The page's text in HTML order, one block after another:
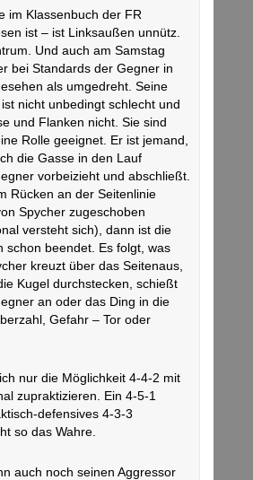
im Klassenbuch der FR
ist – ist Linksaußen unnütz.
Und auch am Samstag
bei Standards der Gegner in
als umgedreht. Seine
nicht unbedingt schlecht und
und Flanken nicht. Sie sind
Rolle geeignet. Er ist jemand,
die Gasse in den Lauf
vorbeizieht und abschließt.
Rücken an der Seitenlinie
Spycher zugeschoben
versteht sich), dann ist die
schon beendet. Es folgt, was
kreuzt über das Seitenaus,
Kugel durchstecken, schießt
an oder das Ding in die
Gefahr – Tor oder
nur die Möglichkeit 4-4-2 mit
zupraktizieren. Ein 4-5-1
defensives 4-3-3
so das Wahre.
auch noch seinen Aggressor